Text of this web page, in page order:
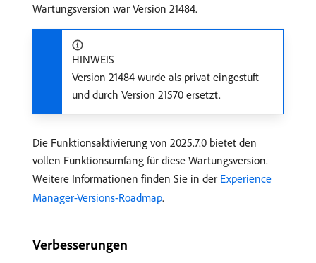
Wartungsversion war Version 21484.
HINWEIS
Version 21484 wurde als privat eingestuft
und durch Version 21570 ersetzt.
Die Funktionsaktivierung von 2025.7.0 bietet den
vollen Funktionsumfang für diese Wartungsversion.
Weitere Informationen finden Sie in der Experience
Manager-Versions-Roadmap.
Verbesserungen